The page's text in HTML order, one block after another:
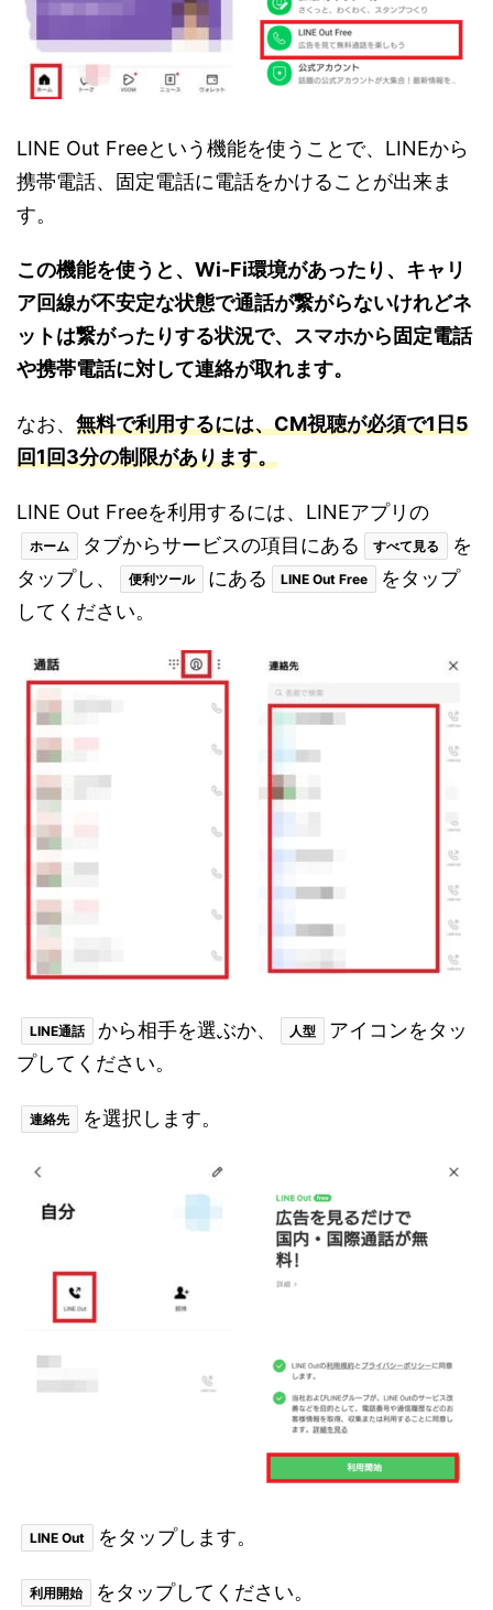
LINE Out Freeという機能を使うことで、LINEから
携帯電話、固定電話に電話をかけることが出来ま
す。
この機能を使うと、Wi-Fi環境があったり、キャリ
ア回線が不安定な状態で通話が繋がらないけれどネ
ットは繋がったりする状況で、スマホから固定電話
や携帯電話に対して連絡が取れます。
なお、 無料で利用するには、CM視聴が必須で1日5
回1回3分の制限があります。
LINE Out Freeを利用するには、LINEアプリの
ホーム タブからサービスの項目にある すべて見る
を
タップし、
便利ツール にある LINE Out Free
をタップ
してください。
LINE通話 から相手を選ぶか、 人型
アイコンをタッ
プしてください。
連絡先 を選択します。
LINE Out をタップします。
利用開始 をタップしてください。